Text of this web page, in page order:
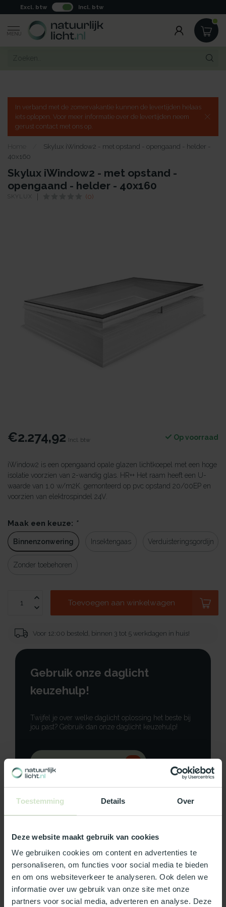
Toestemming Details Over
Deze website maakt gebruik van cookies
We gebruiken cookies om content en advertenties te
personaliseren, om functies voor social media te bieden
en om ons websiteverkeer te analyseren. Ook delen we
informatie over uw gebruik van onze site met onze
partners voor social media, adverteren en analyse. Deze
Excl. btw Incl. btw
MENU
In verband met de zomervakantie kunnen de levertijden helaas
iets oplopen. Voor meer informatie over de levertijden neem
gerust contact met ons op.
Home
Skylux iWindow2 - met opstand - opengaand - helder -
40x160
Skylux iWindow2 - met opstand -
opengaand - helder - 40x160
SKYLUX (0)
€2.274,92 Incl. btw Op voorraad
iWindow2 is een opengaand opale glazen lichtkoepel met een hoge
isolatie voorzien van 2-wandig glas. HR++ Het raam heeft een U-
waarde van 1.0 w/m2K. gemonteerd op pvc opstand 20/00EP en
voorzien van elektrospindel 24V.
Maak een keuze: *
Binnenzonwering Insektengaas Verduisteringsgordijn
Zonder toebehoren
Toevoegen aan winkelwagen
Voor 12:00 besteld, binnen 3 tot 5 werkdagen in huis!
Gebruik onze daglicht
keuzehulp!
Twijfel je over welke daglicht oplossing het beste bij
jou past? Gebruik dan onze daglicht keuzehulp!
Neem contact op
Productomschrijving
Specificaties
Reviews